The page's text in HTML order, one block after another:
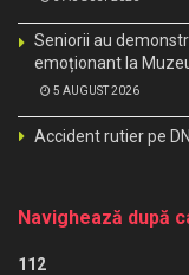
Seniorii au
emoționant la
5 AUGUST 2026
Accident rutier pe
Navighează după
112